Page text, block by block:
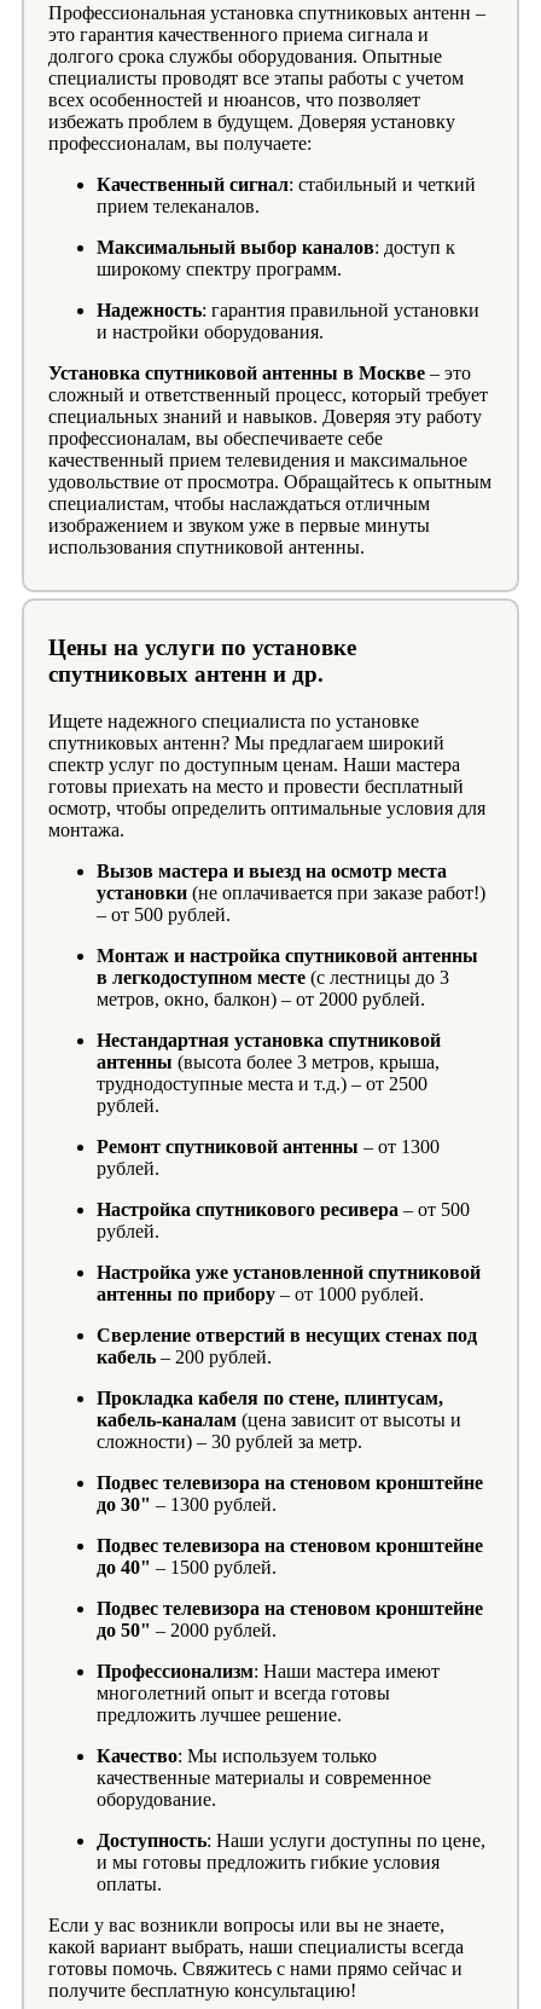
Профессиональная установка спутниковых антенн –
это гарантия качественного приема сигнала и
долгого срока службы оборудования. Опытные
специалисты проводят все этапы работы с учетом
всех особенностей и нюансов, что позволяет
избежать проблем в будущем. Доверяя установку
профессионалам, вы получаете:
Качественный сигнал: стабильный и четкий
прием телеканалов.
Максимальный выбор каналов: доступ к
широкому спектру программ.
Надежность: гарантия правильной установки
и настройки оборудования.
Установка спутниковой антенны в Москве – это
сложный и ответственный процесс, который требует
специальных знаний и навыков. Доверяя эту работу
профессионалам, вы обеспечиваете себе
качественный прием телевидения и максимальное
удовольствие от просмотра. Обращайтесь к опытным
специалистам, чтобы наслаждаться отличным
изображением и звуком уже в первые минуты
использования спутниковой антенны.
Цены на услуги по установке
спутниковых антенн и др.
Ищете надежного специалиста по установке
спутниковых антенн? Мы предлагаем широкий
спектр услуг по доступным ценам. Наши мастера
готовы приехать на место и провести бесплатный
осмотр, чтобы определить оптимальные условия для
монтажа.
Вызов мастера и выезд на осмотр места
установки (не оплачивается при заказе работ!)
– от 500 рублей.
Монтаж и настройка спутниковой антенны
в легкодоступном месте (с лестницы до 3
метров, окно, балкон) – от 2000 рублей.
Нестандартная установка спутниковой
антенны (высота более 3 метров, крыша,
труднодоступные места и т.д.) – от 2500
рублей.
Ремонт спутниковой антенны – от 1300
рублей.
Настройка спутникового ресивера – от 500
рублей.
Настройка уже установленной спутниковой
антенны по прибору – от 1000 рублей.
Сверление отверстий в несущих стенах под
кабель – 200 рублей.
Прокладка кабеля по стене, плинтусам,
кабель-каналам (цена зависит от высоты и
сложности) – 30 рублей за метр.
Подвес телевизора на стеновом кронштейне
до 30" – 1300 рублей.
Подвес телевизора на стеновом кронштейне
до 40" – 1500 рублей.
Подвес телевизора на стеновом кронштейне
до 50" – 2000 рублей.
Профессионализм: Наши мастера имеют
многолетний опыт и всегда готовы
предложить лучшее решение.
Качество: Мы используем только
качественные материалы и современное
оборудование.
Доступность: Наши услуги доступны по цене,
и мы готовы предложить гибкие условия
оплаты.
Если у вас возникли вопросы или вы не знаете,
какой вариант выбрать, наши специалисты всегда
готовы помочь. Свяжитесь с нами прямо сейчас и
получите бесплатную консультацию!